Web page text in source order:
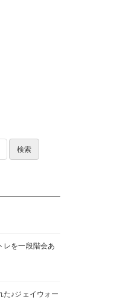
レを一段階会あ
た♪ジェイウォー